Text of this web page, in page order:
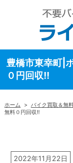
豊橋市東幸町|
０円回収!!
ホーム > バイク買取＆無
無料０円回収!!
2022年11月22日